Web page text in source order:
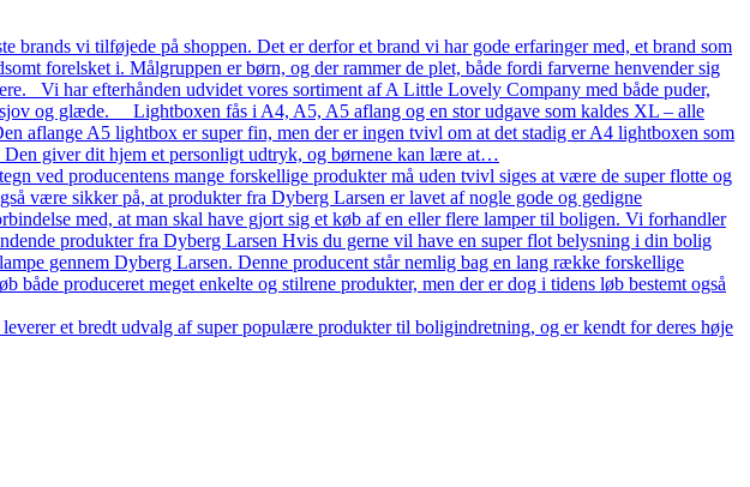
vi tilføjede på shoppen. Det er derfor et brand vi har gode erfaringer med, et brand som
forelsket i. Målgruppen er børn, og der rammer de plet, både fordi farverne henvender sig
Vi har efterhånden udvidet vores sortiment af A Little Lovely Company med både puder,
og glæde. Lightboxen fås i A4, A5, A5 aflang og en stor udgave som kaldes XL – alle
aflange A5 lightbox er super fin, men der er ingen tvivl om at det stadig er A4 lightboxen som
giver dit hjem et personligt udtryk, og børnene kan lære at…
ved producentens mange forskellige produkter må uden tvivl siges at være de super flotte og
være sikker på, at produkter fra Dyberg Larsen er lavet af nogle gode og gedigne
med, at man skal have gjort sig et køb af en eller flere lamper til boligen. Vi forhandler
produkter fra Dyberg Larsen Hvis du gerne vil have en super flot belysning i din bolig
gennem Dyberg Larsen. Denne producent står nemlig bag en lang række forskellige
produceret meget enkelte og stilrene produkter, men der er dog i tidens løb bestemt også
et bredt udvalg af super populære produkter til boligindretning, og er kendt for deres høje